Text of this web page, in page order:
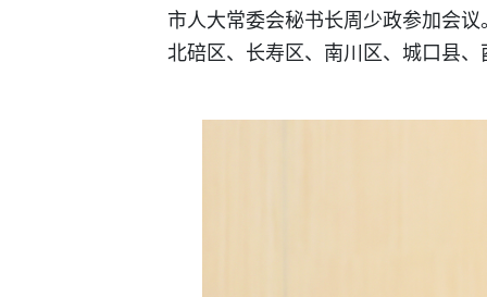
市人大常委会秘书长周少政参加会议
北碚区、长寿区、南川区、城口县